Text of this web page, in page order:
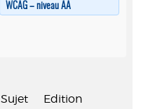
WCAG – niveau AA
Sujet Edition